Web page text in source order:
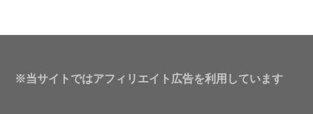
※当サイトではアフィリエイト広告を利用しています